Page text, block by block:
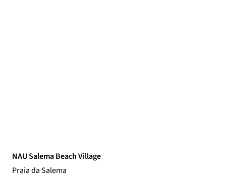
NAU Salema Beach Village
Praia da Salema